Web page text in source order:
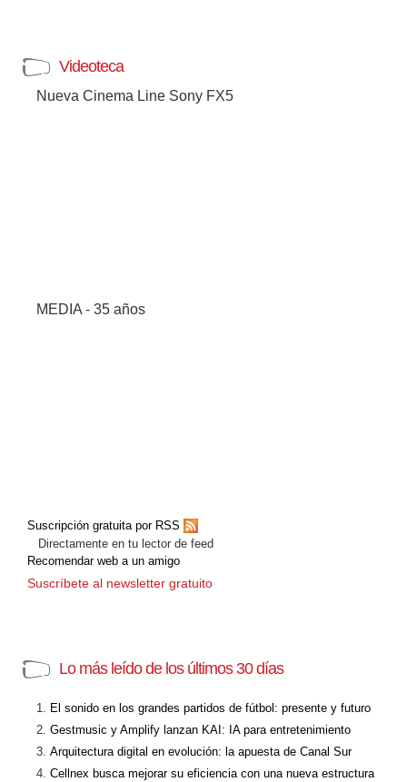
Videoteca
Nueva Cinema Line Sony FX5
MEDIA - 35 años
Suscripción gratuita por RSS
Directamente en tu lector de feed
Recomendar web a un amigo
Suscríbete al newsletter gratuito
Lo más leído de los últimos 30 días
El sonido en los grandes partidos de fútbol: presente y futuro
Gestmusic y Amplify lanzan KAI: IA para entretenimiento
Arquitectura digital en evolución: la apuesta de Canal Sur
Cellnex busca mejorar su eficiencia con una nueva estructura